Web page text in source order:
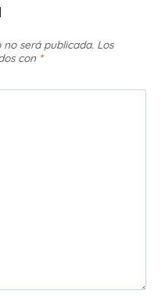
será publicada. Los
con *